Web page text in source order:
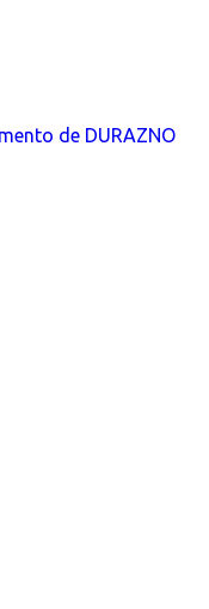
de DURAZNO